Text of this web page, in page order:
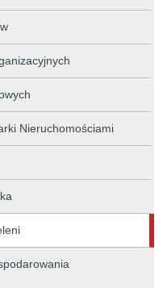
Nieruchomościami